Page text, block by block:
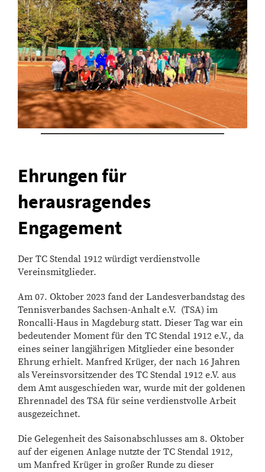
Ehrungen für
herausragendes
Engagement
Der TC Stendal 1912 würdigt verdienstvolle
Vereinsmitglieder.
Am 07. Oktober 2023 fand der Landesverbandstag des
Tennisverbandes Sachsen-Anhalt e.V. (TSA) im
Roncalli-Haus in Magdeburg statt. Dieser Tag war ein
bedeutender Moment für den TC Stendal 1912 e.V., da
eines seiner langjährigen Mitglieder eine besonder
Ehrung erhielt. Manfred Krüger, der nach 16 Jahren
als Vereinsvorsitzender des TC Stendal 1912 e.V. aus
dem Amt ausgeschieden war, wurde mit der goldenen
Ehrennadel des TSA für seine verdienstvolle Arbeit
ausgezeichnet.
Die Gelegenheit des Saisonabschlusses am 8. Oktober
auf der eigenen Anlage nutzte der TC Stendal 1912,
um Manfred Krüger in großer Runde zu dieser